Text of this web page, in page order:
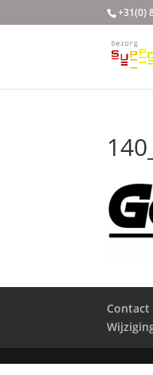
+31(0)
Contact